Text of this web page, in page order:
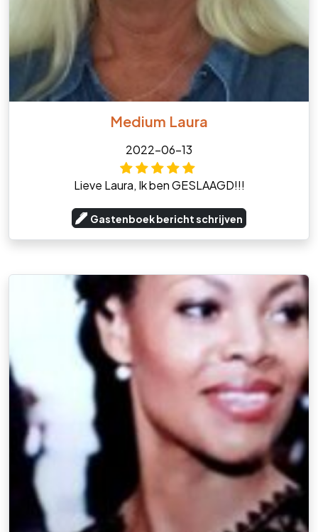
Medium Laura
2022-06-13
Lieve Laura, Ik ben GESLAAGD!!!
Gastenboek bericht schrijven